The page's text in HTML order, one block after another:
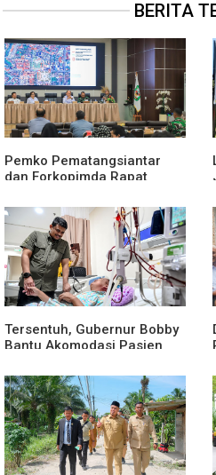
BERITA
Pemko Pematangsiantar
dan Forkopimda Rapat
Peringatan HUT ke-81
Kemerdekaan RI
Tersentuh, Gubernur Bobby
Bantu Akomodasi Pasien
di RSUD Thomsen